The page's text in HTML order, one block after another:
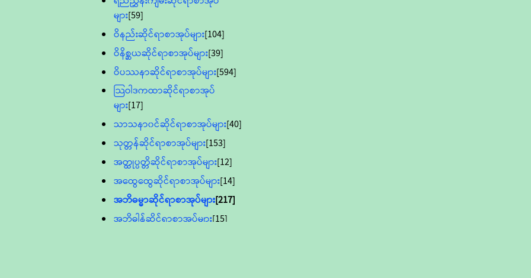
များ[59]
ဝိနည်းဆိုင်ရာစာအုပ်များ[104]
ဝိနိစ္ဆယဆိုင်ရာစာအုပ်များ[39]
ဝိပဿနာဆိုင်ရာစာအုပ်များ[594]
သြဝါဒကထာဆိုင်ရာစာအုပ်
များ[17]
သာသနာ၀င်ဆိုင်ရာစာအုပ်များ[40]
သုတ္တန်ဆိုင်ရာစာအုပ်များ[153]
အတ္ထုပ္ပတ္တိဆိုင်ရာစာအုပ်များ[12]
အထွေထွေဆိုင်ရာစာအုပ်များ[14]
အဘိဓမ္မာဆိုင်ရာစာအုပ်များ[217]
အဘိဓါန်ဆိုင်ရာစာအုပ်များ[15]